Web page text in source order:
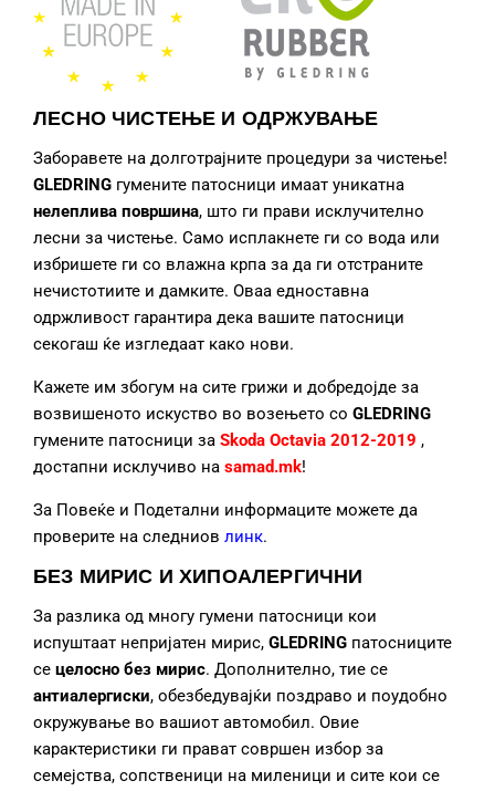
ЛЕСНО ЧИСТЕЊЕ И ОДРЖУВАЊЕ
Заборавете на долготрајните процедури за чистење!
GLEDRING гумените патосници имаат уникатна
нелеплива површина, што ги прави исклучително
лесни за чистење. Само исплакнете ги со вода или
избришете ги со влажна крпа за да ги отстраните
нечистотиите и дамките. Оваа едноставна
одржливост гарантира дека вашите патосници
секогаш ќе изгледаат како нови.
Кажете им збогум на сите грижи и добредојде за
возвишеното искуство во возењето со GLEDRING
гумените патосници за Skoda Octavia 2012-2019 ,
достапни исклучиво на samad.mk!
За Повеќе и Подетални информаците можете да
проверите на следниов линк.
БЕЗ МИРИС И ХИПОАЛЕРГИЧНИ
За разлика од многу гумени патосници кои
испуштаат непријатен мирис, GLEDRING патосниците
се целосно без мирис. Дополнително, тие се
антиалергиски, обезбедувајќи поздраво и поудобно
окружување во вашиот автомобил. Овие
карактеристики ги прават совршен избор за
семејства, сопственици на миленици и сите кои се